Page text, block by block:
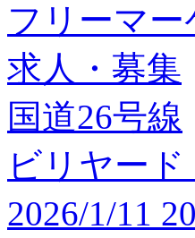
フリーマ
求人・募集
国道26号線
ビリヤード
2026/1/11